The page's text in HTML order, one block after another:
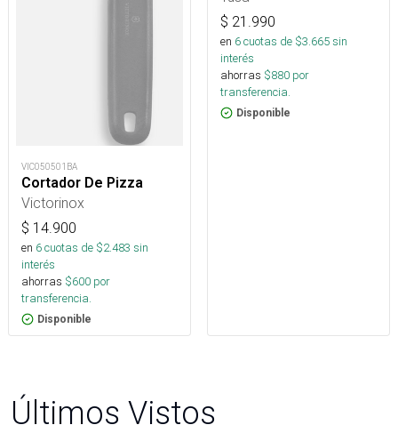
VIC050501BA
Cortador De Pizza
Victorinox
$ 14.900
en 6cuotas de $2.483 sin
interés
ahorras $600 por
transferencia.
Disponible
$ 21.990
en 6cuotas de $3.665sin
interés
ahorras $880 por
transferencia.
Disponible
Últimos Vistos